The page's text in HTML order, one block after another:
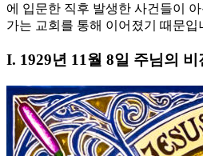
에 입문한 직후 발생한 사건들이
가는 교회를 통해 이어졌기 때문입
I. 1929년 11월 8일 주님의 비